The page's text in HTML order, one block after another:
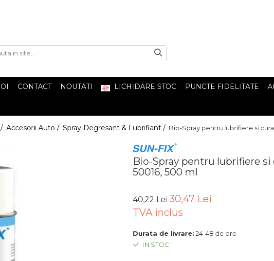
CONTACT NOUTATI LICHIDARE STOC PUNCTE FIDELITATE
Accesorii Auto / Spray Degresant & Lubrifiant / Bio-Spray pentru lubrifiere si
Bio-Spray pentru lubrifiere si
50016, 500 ml
40,22 Lei 30,47 Lei
TVA inclus
Durata de livrare: 24-48 de ore
IN STOC